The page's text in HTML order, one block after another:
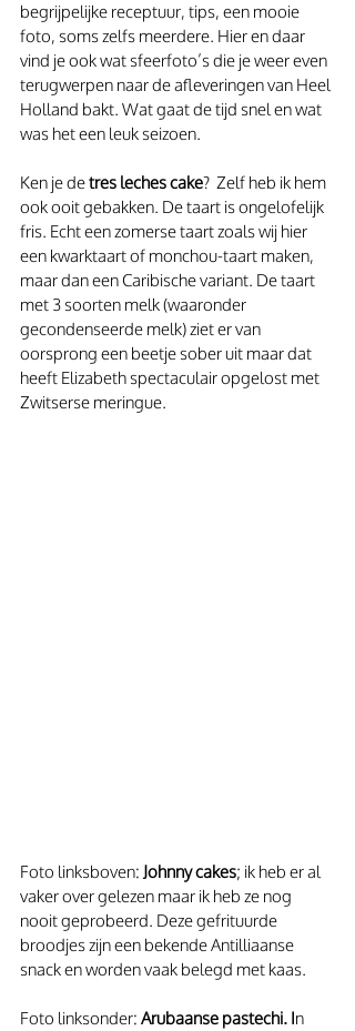
begrijpelijke receptuur, tips, een mooie
foto, soms zelfs meerdere. Hier en daar
vind je ook wat sfeerfoto’s die je weer even
terugwerpen naar de afleveringen van Heel
Holland bakt. Wat gaat de tijd snel en wat
was het een leuk seizoen.
Ken je de tres leches cake?  Zelf heb ik hem
ook ooit gebakken. De taart is ongelofelijk
fris. Echt een zomerse taart zoals wij hier
een kwarktaart of monchou-taart maken,
maar dan een Caribische variant. De taart
met 3 soorten melk (waaronder
gecondenseerde melk) ziet er van
oorsprong een beetje sober uit maar dat
heeft Elizabeth spectaculair opgelost met
Zwitserse meringue.
Foto linksboven: Johnny cakes; ik heb er al
vaker over gelezen maar ik heb ze nog
nooit geprobeerd. Deze gefrituurde
broodjes zijn een bekende Antilliaanse
snack en worden vaak belegd met kaas.
Foto linksonder: Arubaanse pastechi. In